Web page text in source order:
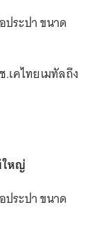
ระปา ขนาด
คไทยเมทัลถึง
ใหญ่
ระปา ขนาด